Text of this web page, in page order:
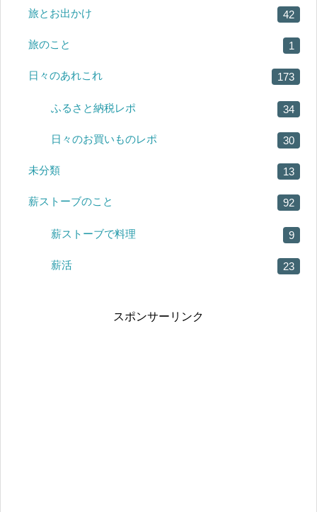
旅とお出かけ 42
旅のこと 1
日々のあれこれ 173
ふるさと納税レポ 34
日々のお買いものレポ 30
未分類 13
薪ストーブのこと 92
薪ストーブで料理 9
薪活 23
スポンサーリンク